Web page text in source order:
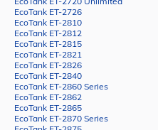
EcoTank ET-2726
EcoTank ET-2810
EcoTank ET-2812
EcoTank ET-2815
EcoTank ET-2821
EcoTank ET-2826
EcoTank ET-2840
EcoTank ET-2860 Series
EcoTank ET-2862
EcoTank ET-2865
EcoTank ET-2870 Series